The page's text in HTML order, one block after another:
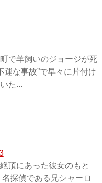
で羊飼いのジョージが死
運な事故”で早々に片付け
た...
頂にあった彼女のもと
探偵である兄シャーロ